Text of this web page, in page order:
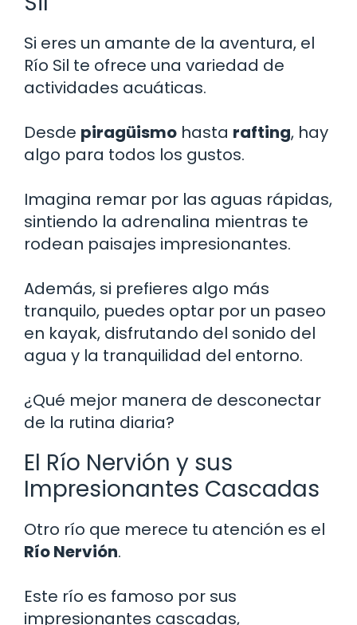
Si eres un amante de la aventura, el
Río Sil te ofrece una variedad de
actividades acuáticas.
Desde piragüismo hasta rafting, hay
algo para todos los gustos.
Imagina remar por las aguas rápidas,
sintiendo la adrenalina mientras te
rodean paisajes impresionantes.
Además, si prefieres algo más
tranquilo, puedes optar por un paseo
en kayak, disfrutando del sonido del
agua y la tranquilidad del entorno.
¿Qué mejor manera de desconectar
de la rutina diaria?
El Río Nervión y sus
Impresionantes Cascadas
Otro río que merece tu atención es el
Río Nervión.
Este río es famoso por sus
impresionantes cascadas,